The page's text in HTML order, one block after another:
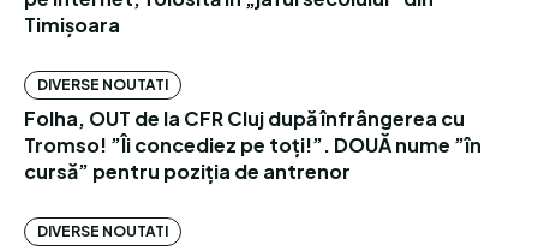
Timișoara
DIVERSE NOUTATI
Folha, OUT de la CFR Cluj după înfrângerea cu
Tromso! ”Îi concediez pe toți!”. DOUĂ nume ”în
cursă” pentru poziția de antrenor
DIVERSE NOUTATI